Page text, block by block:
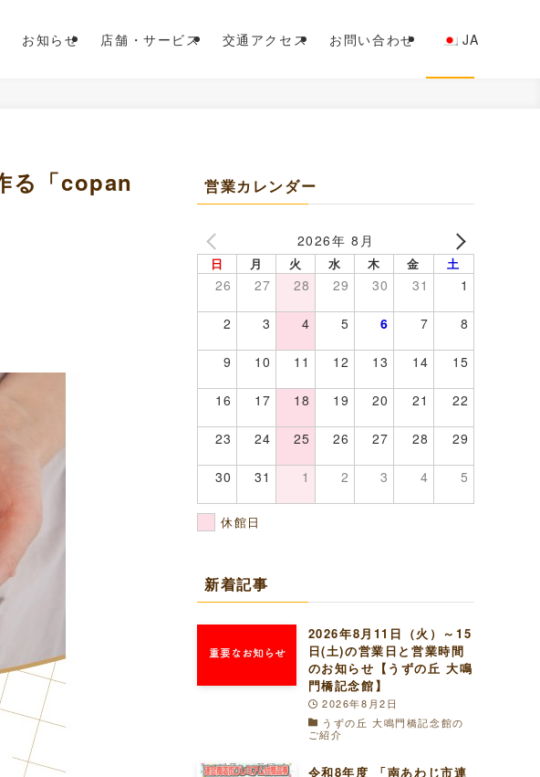
お知らせ 店舗・サービス 交通アクセス お問い合わせ JA
る「copan
営業カレンダー
2026年 8月
日 月 火 水 木 金 土
26 27 28 29 30 31 1
2 3 4 5 6 7 8
9 10 11 12 13 14 15
16 17 18 19 20 21 22
23 24 25 26 27 28 29
30 31 1 2 3 4 5
休館日
新着記事
2026年8月11日（火）～15
日(土)の営業日と営業時間
のお知らせ【うずの丘 大鳴
門橋記念館】
2026年8月2日
うずの丘 大鳴門橋記念館の
ご紹介
令和8年度 「南あわじ市連